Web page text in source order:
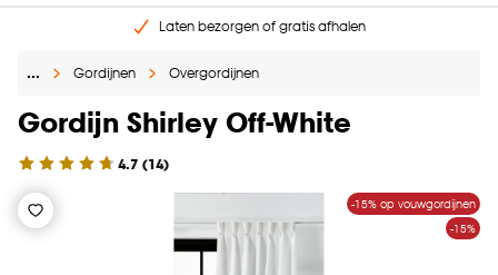
Laten bezorgen of gratis afhalen
Gratis raam advies en opmeten aan huis
… Gordijnen Overgordijnen
Gordijn Shirley Off-White
4.7 (14)
-15% op vouwgordijnen
-15%